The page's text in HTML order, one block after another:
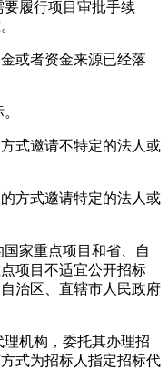
履行项目审批手续
或者资金来源已经落
式邀请不特定的法人或
方式邀请特定的法人或
家重点项目和省、自
项目不适宜公开招标
治区、直辖市人民政府
机构，委托其办理招
式为招标人指定招标代